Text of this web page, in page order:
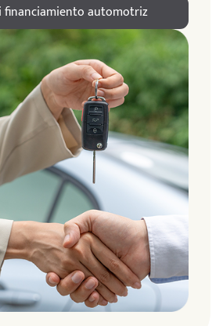
financiamiento automotriz